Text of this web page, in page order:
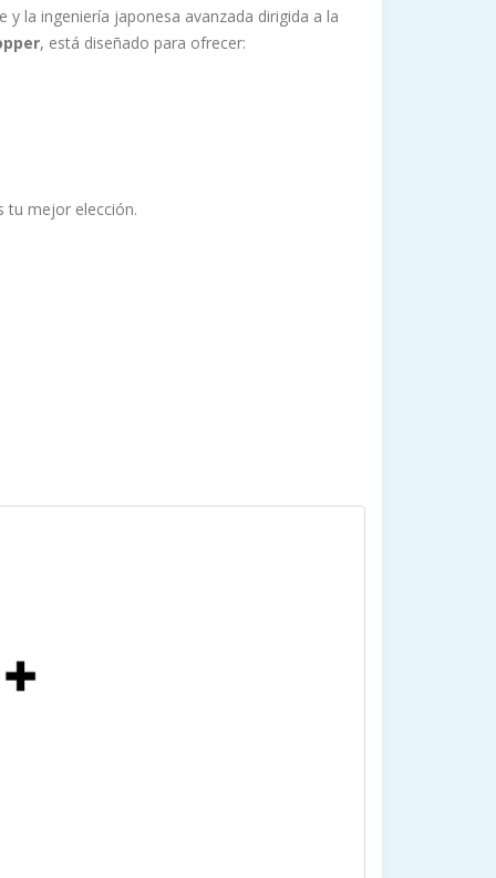
la ingeniería japonesa avanzada dirigida a la
, está diseñado para ofrecer:
tu mejor elección.